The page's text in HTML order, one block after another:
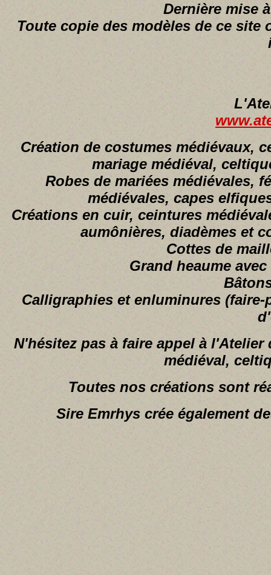
Dernière mise
Toute copie des modèles de ce
Création de costumes médiévaux,
mariage médiéval,
Robes de mariées médiévales,
médiévales, capes
Créations en cuir, ceintures
aumônières, diadèmes et
Cottes de
Grand heaume
Calligraphies et enluminures
N'hésitez pas à faire appel à
médiéval,
Toutes nos créations sont
Sire Emrhys crée également